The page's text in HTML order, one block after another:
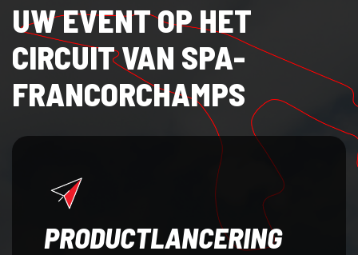
UW EVENT OP HET
CIRCUIT VAN SPA-
FRANCORCHAMPS
PRODUCTLANCERING